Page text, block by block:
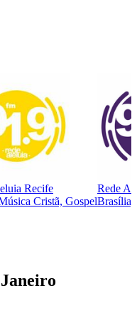
Recife
Cristã, Gospel
Rede
Brasília,